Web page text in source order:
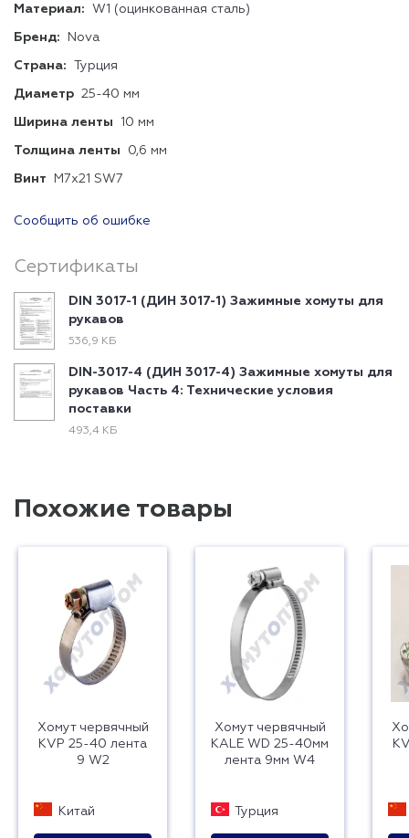
Материал: W1 (оцинкованная сталь)
Бренд: Nova
Страна: Турция
Диаметр 25-40 мм
Ширина ленты 10 мм
Толщина ленты 0,6 мм
Винт М7х21 SW7
Сообщить об ошибке
Сертификаты
DIN 3017-1 (ДИН 3017-1) Зажимные хомуты для
рукавов
536,9 КБ
DIN-3017-4 (ДИН 3017-4) Зажимные хомуты для
рукавов Часть 4: Технические условия
поставки
493,4 КБ
Похожие товары
Хомут червячный
KVP 25-40 лента
9 W2
Китай
Хомут червячный
KALE WD 25-40мм
лента 9мм W4
Турция